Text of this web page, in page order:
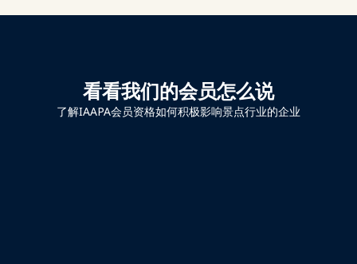
看看我们的会员怎么说
了解IAAPA会员资格如何积极影响景点行业的企业